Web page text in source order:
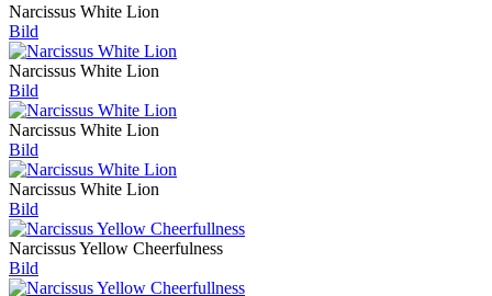
Narcissus White Lion
Bild
Narcissus White Lion
Bild
Narcissus White Lion
Bild
Narcissus White Lion
Bild
Narcissus Yellow Cheerfulness
Bild